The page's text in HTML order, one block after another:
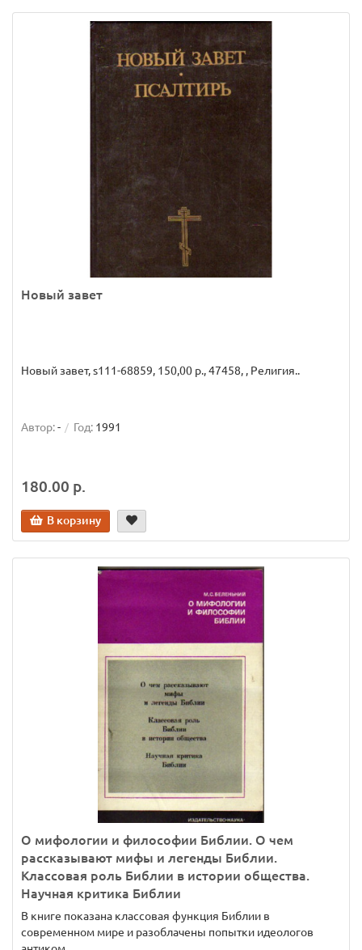
Новый завет
Новый завет, s111-68859, 150,00 р., 47458, , Религия..
Автор:- Год: 1991
180.00 р.
В корзину
О мифологии и философии Библии. О чем
рассказывают мифы и легенды Библии.
Классовая роль Библии в истории общества.
Научная критика Библии
В книге показана классовая функция Библии в
современном мире и разоблачены попытки идеологов